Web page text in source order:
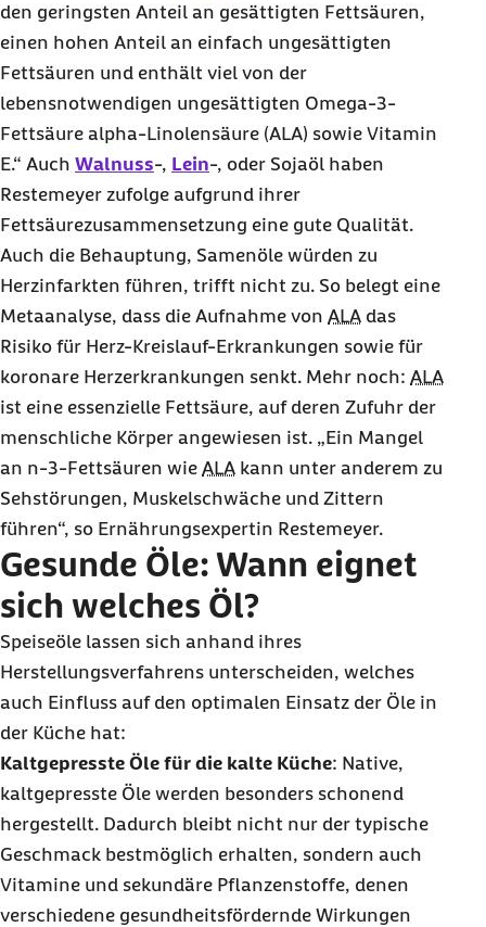
den geringsten Anteil an gesättigten Fettsäuren,
einen hohen Anteil an einfach ungesättigten
Fettsäuren und enthält viel von der
lebensnotwendigen ungesättigten Omega-3-
Fettsäure alpha-Linolensäure (ALA) sowie Vitamin
E.“ Auch Walnuss-, Lein-, oder Sojaöl haben
Restemeyer zufolge aufgrund ihrer
Fettsäurezusammensetzung eine gute Qualität.
Auch die Behauptung, Samenöle würden zu
Herzinfarkten führen, trifft nicht zu. So belegt eine
Metaanalyse, dass die Aufnahme von ALA das
Risiko für Herz-Kreislauf-Erkrankungen sowie für
koronare Herzerkrankungen senkt. Mehr noch: ALA
ist eine essenzielle Fettsäure, auf deren Zufuhr der
menschliche Körper angewiesen ist. „Ein Mangel
an n-3-Fettsäuren wie ALA kann unter anderem zu
Sehstörungen, Muskelschwäche und Zittern
führen“, so Ernährungsexpertin Restemeyer.
Gesunde Öle: Wann eignet
sich welches Öl?
Speiseöle lassen sich anhand ihres
Herstellungsverfahrens unterscheiden, welches
auch Einfluss auf den optimalen Einsatz der Öle in
der Küche hat:
Kaltgepresste Öle für die kalte Küche: Native,
kaltgepresste Öle werden besonders schonend
hergestellt. Dadurch bleibt nicht nur der typische
Geschmack bestmöglich erhalten, sondern auch
Vitamine und sekundäre Pflanzenstoffe, denen
verschiedene gesundheitsfördernde Wirkungen